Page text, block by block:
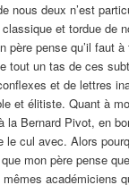
nous deux n’est
et tordue de
père pense qu’il faut
tout un tas de ces
et de lettres
et élitiste. Quant à
la Bernard Pivot, en
cul avec. Alors
mon père pense
académiciens